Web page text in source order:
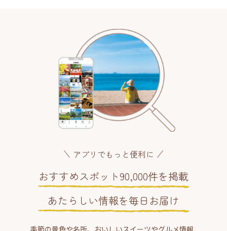
アプリでもっと便利に
おすすめスポット90,000件を掲載
あたらしい情報を毎日お届け
季節の景色や名所、おいしいスイーツやグルメ情報